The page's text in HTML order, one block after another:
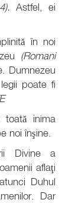
Astfel, ei
în noi
(Romani
Dumnezeu
poate fi
inima
noi înşine.
Divine a
aflaţi
Duhul
Dar